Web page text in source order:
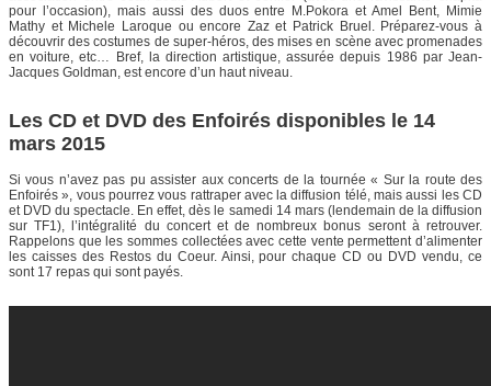
pour l’occasion), mais aussi des duos entre M.Pokora et Amel Bent, Mimie
Mathy et Michele Laroque ou encore Zaz et Patrick Bruel. Préparez-vous à
découvrir des costumes de super-héros, des mises en scène avec promenades
en voiture, etc… Bref, la direction artistique, assurée depuis 1986 par Jean-
Jacques Goldman, est encore d’un haut niveau.
Les CD et DVD des Enfoirés disponibles le 14
mars 2015
Si vous n’avez pas pu assister aux concerts de la tournée « Sur la route des
Enfoirés », vous pourrez vous rattraper avec la diffusion télé, mais aussi les CD
et DVD du spectacle. En effet, dès le samedi 14 mars (lendemain de la diffusion
sur TF1), l’intégralité du concert et de nombreux bonus seront à retrouver.
Rappelons que les sommes collectées avec cette vente permettent d’alimenter
les caisses des Restos du Coeur. Ainsi, pour chaque CD ou DVD vendu, ce
sont 17 repas qui sont payés.